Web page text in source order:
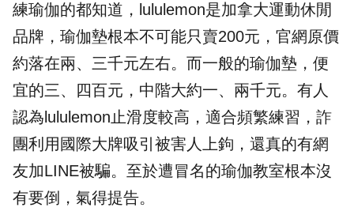
練瑜伽的都知道，lululemon是加拿大運動休閒
品牌，瑜伽墊根本不可能只賣200元，官網原價
約落在兩、三千元左右。而一般的瑜伽墊，便
宜的三、四百元，中階大約一、兩千元。有人
認為lululemon止滑度較高，適合頻繁練習，詐
團利用國際大牌吸引被害人上鉤，還真的有網
友加LINE被騙。至於遭冒名的瑜伽教室根本沒
有要倒，氣得提告。